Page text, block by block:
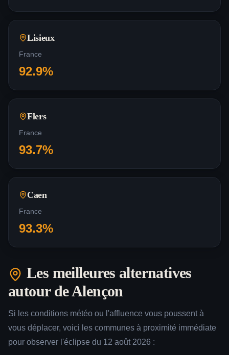
Lisieux
France
92.9%
Flers
France
93.7%
Caen
France
93.3%
Les meilleures alternatives
autour deAlençon
Si les conditions météo ou l'affluence vous poussent à
vous déplacer, voici les communes à proximité immédiate
pour observer l'éclipse du 12 août 2026 :